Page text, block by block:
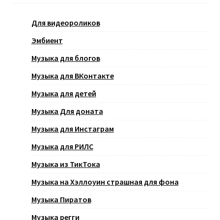
Для видеороликов
Эмбиент
Музыка для блогов
Музыка для ВКонтакте
Музыка для детей
Музыка Для доната
Музыка для Инстаграм
Музыка для РИЛС
Музыка из ТикТока
Музыка на Хэллоуин страшная для фона
Музыка Пиратов
Музыка регги